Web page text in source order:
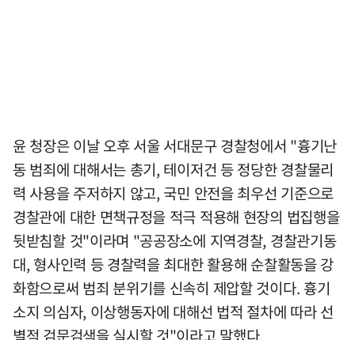
윤 청장은 이날 오후 서울 서대문구 경찰청에서 "흉기난
동 범죄에 대해서는 총기, 테이저건 등 정당한 경찰물리
력 사용을 주저하지 않고, 국민 안전을 최우선 기준으로
경찰관에 대한 면책규정을 적극 적용해 현장의 법집행을
뒷받침할 것"이라며 "공공장소에 지역경찰, 경찰관기동
대, 형사인력 등 경찰력을 최대한 활용해 순찰활동을 강
화함으로써 범죄 분위기를 신속히 제압할 것이다. 흉기
소지 의심자, 이상행동자에 대해선 법적 절차에 따라 선
별적 검문검색을 실시할 것"이라고 말했다.